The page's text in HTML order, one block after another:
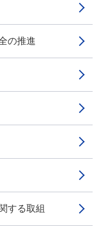
の推進
する取組